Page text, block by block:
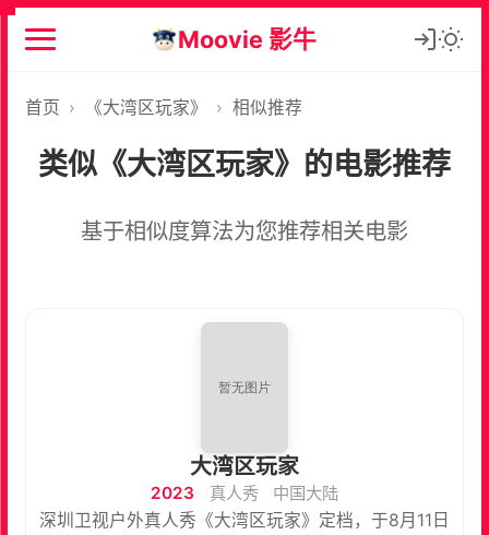
Moovie 影牛
首页 › 《大湾区玩家》 › 相似推荐
类似《大湾区玩家》的电影推荐
基于相似度算法为您推荐相关电影
大湾区玩家
2023 真人秀
中国大陆
深圳卫视户外真人秀《大湾区玩家》定档，于8月11日